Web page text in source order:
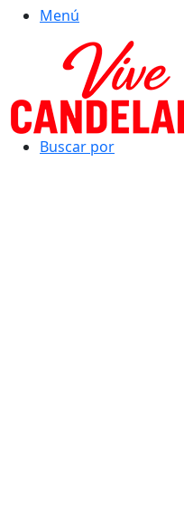
Menú
Buscar por